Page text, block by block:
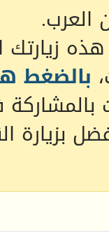
العرب.
زيارتك
بالضغط